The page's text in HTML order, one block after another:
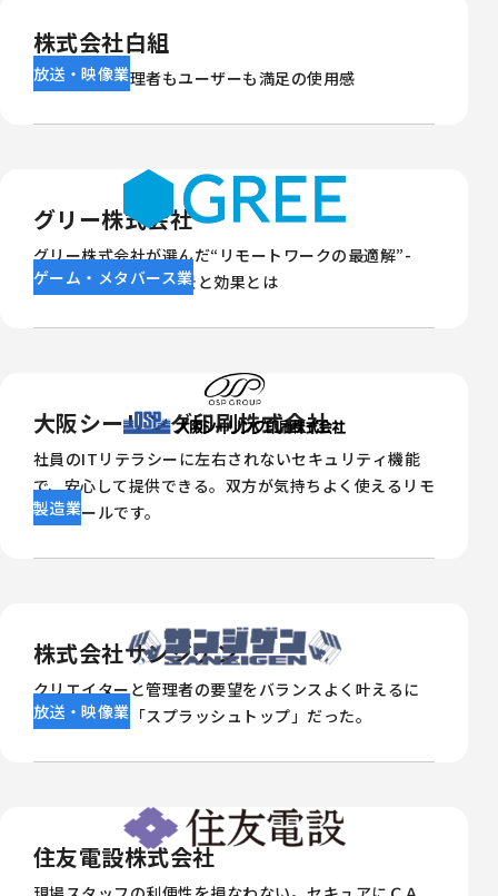
株式会社白組
決め手は、管理者もユーザーも満足の使用感
放送・映像業
グリー株式会社
グリー株式会社が選んだ“リモートワークの最適解”-
Splashtop導入の背景と効果とは
ゲーム・メタバース業
大阪シーリング印刷株式会社
社員のITリテラシーに左右されないセキュリティ機能
で、安心して提供できる。双方が気持ちよく使えるリモ
ートツールです。
製造業
株式会社サンジゲン
クリエイターと管理者の要望をバランスよく叶えるに
は？最適解が「スプラッシュトップ」だった。
放送・映像業
住友電設株式会社